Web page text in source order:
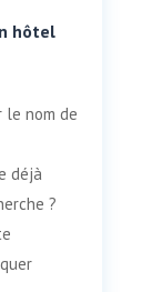
hôtel
le nom de
déjà
?